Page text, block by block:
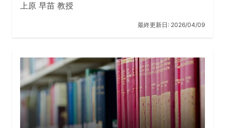
などはきちんと学ぶ必要があるので、先生に教えてもら
には「育む」という意味があるように、大学や大学院で
自ら学ぶためにはいろいろなことに関心を持つことが大
事です。また、文学部・人文学研究科で学ぶ人文学に
は、先人が残してくれた知恵や知識を文献や資料から読
み取って、人類の叡智を将来に受け継いでいくという大
切な使命があります。その使命の一端を担うためには、
できる限り広い視野を持ち、様々な領域から知識を吸収
上原 早苗 教授
最終更新日: 2026/04/09